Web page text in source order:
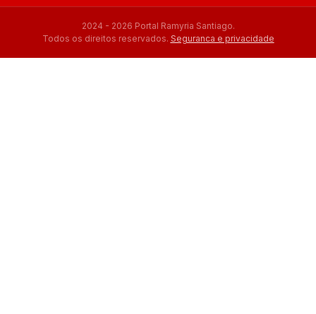
2024 - 2026 Portal Ramyria Santiago.
Todos os direitos reservados. Seguranca e privacidade